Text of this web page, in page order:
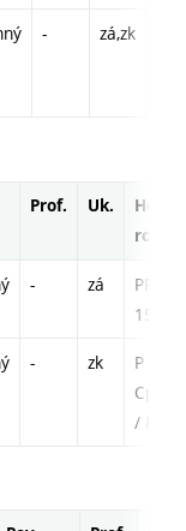
- zá,zk
Prof. Uk.
Hod.
- zá
PR -
156
- zk
P - 39
Cp - 6
/ PR -